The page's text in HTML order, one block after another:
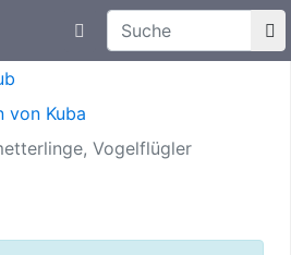
Aktuelle Meldungen
Suchtexteingabe
von Kuba
Vogelflügler